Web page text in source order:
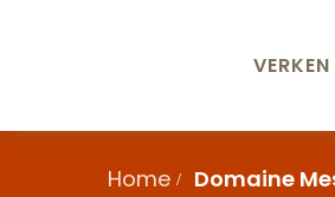
VERKEN
Home Domaine